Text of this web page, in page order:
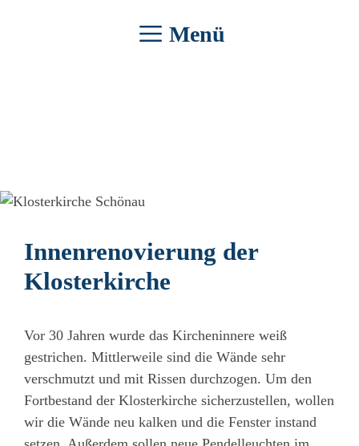
Menü
Innenrenovierung der
Klosterkirche
Vor 30 Jahren wurde das Kircheninnere weiß
gestrichen. Mittlerweile sind die Wände sehr
verschmutzt und mit Rissen durchzogen. Um den
Fortbestand der Klosterkirche sicherzustellen, wollen
wir die Wände neu kalken und die Fenster instand